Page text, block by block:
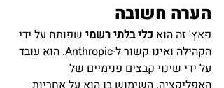
הערה חשובה
פאץ' זה הוא כלי בלתי רשמי שפותח על ידי
הקהילה ואינו קשור ל-Anthropic. הוא עובד
על ידי שינוי קבצים פנימיים של